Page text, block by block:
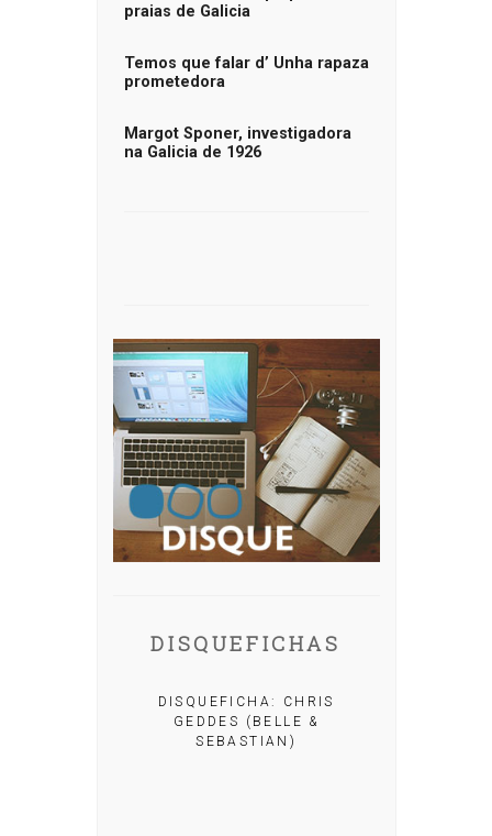
praias de Galicia
Temos que falar d’ Unha rapaza
prometedora
Margot Sponer, investigadora
na Galicia de 1926
DISQUEFICHAS
DISQUEFICHA: CHRIS
GEDDES (BELLE &
SEBASTIAN)